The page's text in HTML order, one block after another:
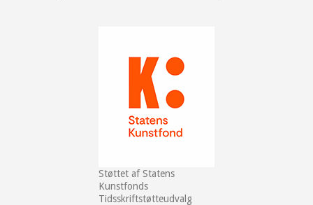
Støttet af Statens
Kunstfonds
Tidsskriftstøtteudvalg